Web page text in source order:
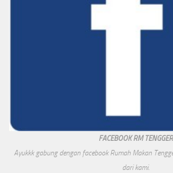
FACEBOOK RM TENGGER
Ayukkk gabung dengan facebook Rumah Makan
dari kami.